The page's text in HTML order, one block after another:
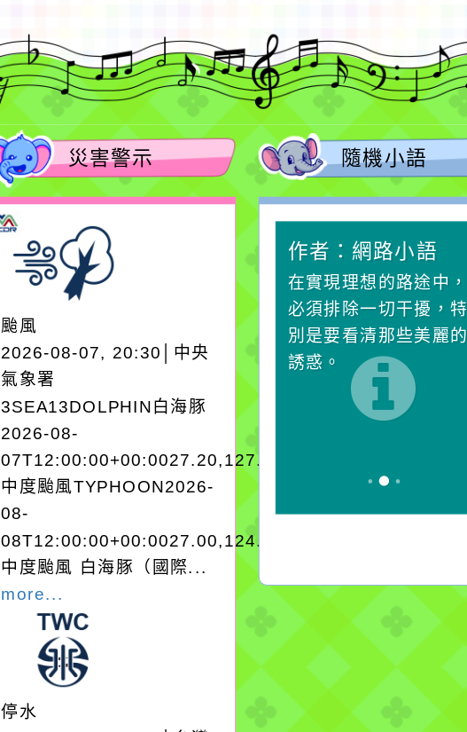
災害警示
颱風
2026-08-07, 20:30│中央
氣象署
3SEA13DOLPHIN白海豚
2026-08-
07T12:00:00+00:0027.20,127.204050950280
中度颱風TYPHOON2026-
08-
08T12:00:00+00:0027.00,124.604050950280
中度颱風 白海豚（國際...
more...
停水
隨機小語
作者：網路小語
一杯清水因滴入一滴污
在而變清澈。
作者：網路小語
在實現理想的路途中，
必須排除一切干擾，特
別是要看清那些美麗的
誘惑。